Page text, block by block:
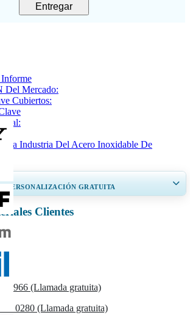
Entregar
Del Mercado:
Cubiertos:
La Industria Del Acero Inoxidable De
PERSONALIZACIÓN GRATUITA
y por país, Análisis de segmentos, Perfiles
competitivo, e información sobre el usuario
Clientes
2966 (Llamada gratuita)
0280 (Llamada gratuita)